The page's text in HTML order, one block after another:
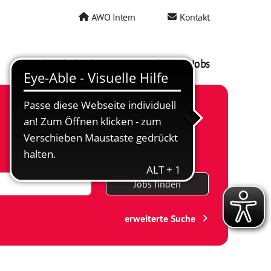
AWO Intern Kontakt
AWO als Arbeitgeber Mein AWO Jobs
Jobs finden
erweiterte Suche